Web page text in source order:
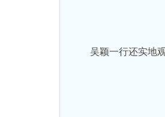
吴颖一行还实地观